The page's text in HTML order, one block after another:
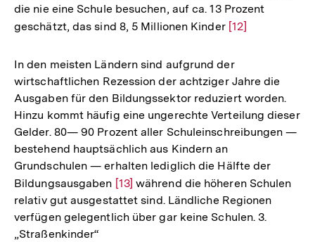
die nie eine Schule besuchen, auf ca. 13 Prozent
geschätzt, das sind 8, 5 Millionen Kinder Zur
der
Fußnote
[12]
In den meisten Ländern sind aufgrund der
wirtschaftlichen Rezession der achtziger Jahre die
Ausgaben für den Bildungssektor reduziert worden.
Hinzu kommt häufig eine ungerechte Verteilung dieser
Gelder. 80— 90 Prozent aller Schuleinschreibungen —
bestehend hauptsächlich aus Kindern an
Grundschulen — erhalten lediglich die Hälfte der
Bildungsausgaben Zur
Auflösung
der
[13] während die höheren Schulen
relativ gut ausgestattet sind. Ländliche Regionen
verfügen gelegentlich über gar keine Schulen. 3.
„Straßenkinder“